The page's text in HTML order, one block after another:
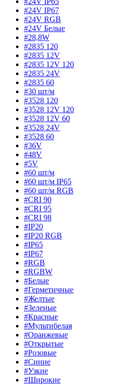
#24V IP67
#24V RGB
#24V Белые
#28,8W
#2835 120
#2835 12V
#2835 12V 120
#2835 24V
#2835 60
#30 шт/м
#3528 120
#3528 12V 120
#3528 12V 60
#3528 24V
#3528 60
#36V
#48V
#5V
#60 шт/м
#60 шт/м IP65
#60 шт/м RGB
#CRI 90
#CRI 95
#CRI 98
#IP20
#IP20 RGB
#IP65
#IP67
#RGB
#RGBW
#Белые
#Герметичные
#Желтые
#Зеленые
#Красные
#Мультибелая
#Оранжевые
#Открытые
#Розовые
#Синие
#Узкие
#Широкие